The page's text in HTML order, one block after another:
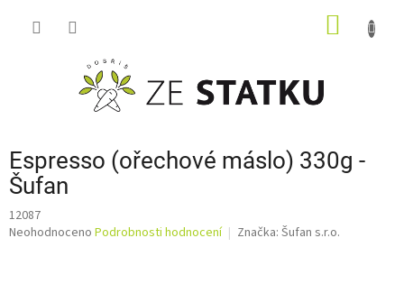
Espresso (ořechové máslo) 330g -
Šufan
12087
Průměrné
Neohodnoceno Podrobnosti hodnocení Značka: Šufan s.r.o.